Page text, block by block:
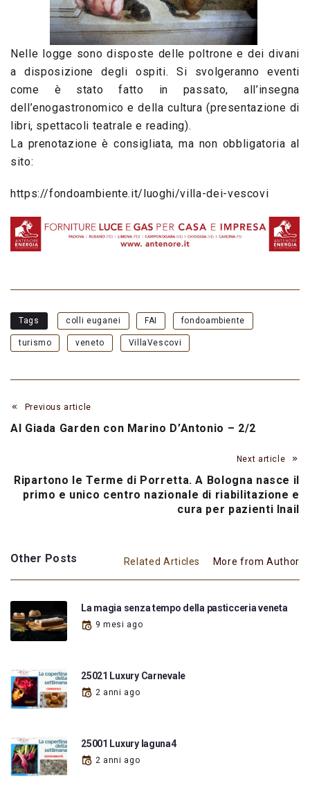
Nelle logge sono disposte delle poltrone e dei divani
a disposizione degli ospiti. Si svolgeranno eventi
come è stato fatto in passato, all’insegna
dell’enogastronomico e della cultura (presentazione di
libri, spettacoli teatrale e reading).
La prenotazione è consigliata, ma non obbligatoria al
sito:
https://fondoambiente.it/luoghi/villa-dei-vescovi
Tags colli euganei FAI fondoambiente
turismo veneto VillaVescovi
Previous article
Al Giada Garden con Marino D’Antonio – 2/2
Next article
Ripartono le Terme di Porretta. A Bologna nasce il
primo e unico centro nazionale di riabilitazione e
cura per pazienti Inail
Other Posts Related Articles More from Author
La magia senza tempo della pasticceria veneta
9 mesi ago
25021 Luxury Carnevale
2 anni ago
25001 Luxury laguna4
2 anni ago